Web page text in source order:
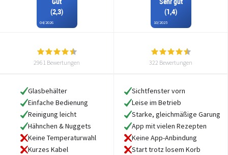
(2,3)
04/2026
(1,4)
10/2025
2961 Bewertungen 322 Bewertungen
Glasbehälter
Einfache Bedienung
Reinigung leicht
Hähnchen & Nuggets
Keine Temperaturwahl
Kurzes Kabel
Sichtfenster vorn
Leise im Betrieb
Starke, gleichmäßige Garung
App mit vielen Rezepten
Keine App-Anbindung
Start trotz losem Korb